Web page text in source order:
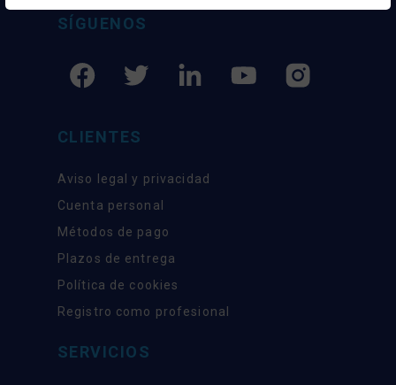
SÍGUENOS
CLIENTES
Aviso legal y privacidad
Cuenta personal
Métodos de pago
Plazos de entrega
Política de cookies
Registro como profesional
SERVICIOS